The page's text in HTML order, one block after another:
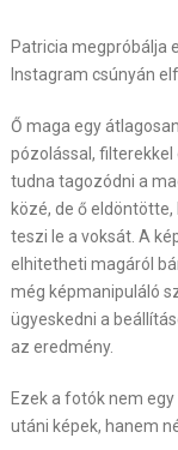
Patricia megpróbálja
Instagram csúnyán
Ő maga egy
pózolással, filterekkel
tudna tagozódni a
közé, de ő
teszi le a voksát. A
elhitetheti magáról
még képmanipuláló
ügyeskedni a
az eredmény.
Ezek a fotók nem
utáni képek, hanem